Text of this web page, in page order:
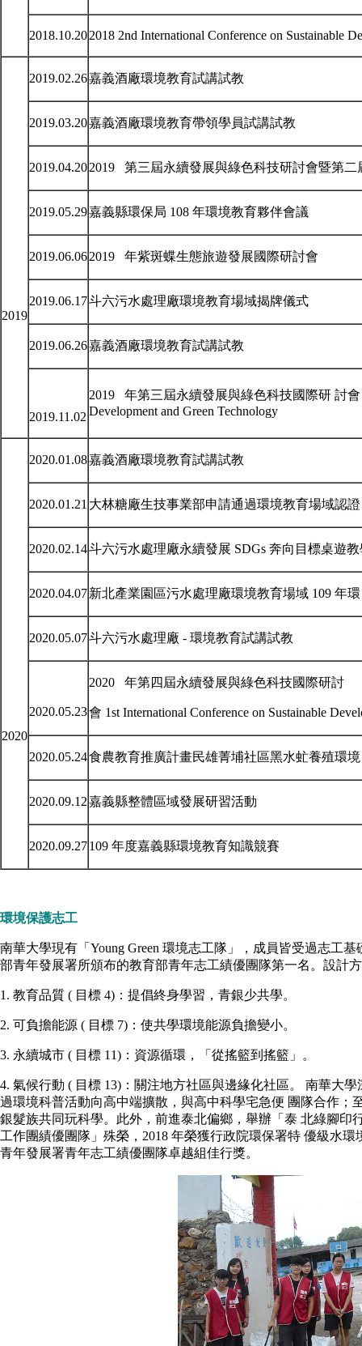
2018.10.202018 2nd International Conference on Sustainable
2019
2019.02.26嘉義酒廠環境教育試講試教
2019.03.20嘉義酒廠環境教育帶領學員試講試教
2019.04.202019 第三屆永續發展與綠色科技研討會暨第
2019.05.29嘉義縣環保局 108 年環境教育夥伴會議
2019.06.062019 年紫斑蝶生態旅遊發展國際研討會
2019.06.17斗六污水處理廠環境教育場域揭牌儀式
2019.06.26嘉義酒廠環境教育試講試教
2019.11.02
2019 年第三屆永續發展與綠色科技國際研 討會
Development and Green Technology
2020
2020.01.08嘉義酒廠環境教育試講試教
2020.01.21 大林糖廠生技事業部申請通過環境教育場域認
2020.02.14斗六污水處理廠永續發展 SDGs 奔向目標桌遊
2020.04.07新北產業園區污水處理廠環境教育場域 109 年
2020.05.07斗六污水處理廠 - 環境教育試講試教
2020.05.23
2020 年第四屆永續發展與綠色科技國際研討
會 1st International Conference on Sustainable
2020.05.24食農教育推廣計畫民雄菁埔社區黑水虻養殖環
2020.09.12嘉義縣整體區域發展研習活動
2020.09.27109 年度嘉義縣環境教育知識競賽
環境保護志工
南華大學現有「Young Green 環境志工隊」，成員皆受過志工
部青年發展署所頒布的教育部青年志工績優團隊第一名。設計
1. 教育品質 ( 目標 4)：提倡終身學習，青銀少共學。
2. 可負擔能源 ( 目標 7)：使共學環境能源負擔變小。
3. 永續城市 ( 目標 11)：資源循環，「從搖籃到搖籃」。
4. 氣候行動 ( 目標 13)：關注地方社區與邊緣化社區。 南華大
過環境科普活動向高中端擴散，與高中科學宅急便 團隊合作
銀髮族共同玩科學。此外，前進泰北偏鄉，舉辦「泰 北綠腳印
工作團績優團隊」殊榮，2018 年榮獲行政院環保署特 優級水
青年發展署青年志工績優團隊卓越組佳行獎。